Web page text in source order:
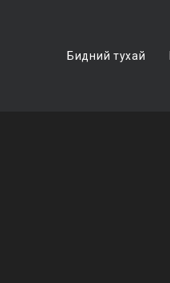
Бидний тухай